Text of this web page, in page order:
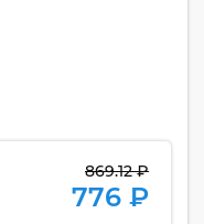
869.12 ₽
776 ₽